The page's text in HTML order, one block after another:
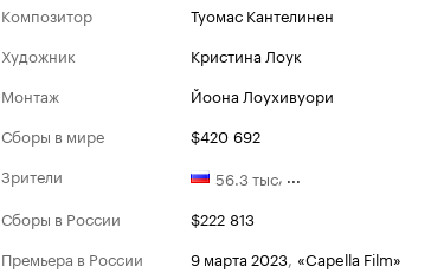
Композитор
Туомас Кантелинен
Художник
Кристина Лоук
Монтаж
Йоона Лоухивуори
Сборы в мире
$420 692
Зрители
56.3 тыс, ...
Сборы в России
$222 813
Премьера в России
9 марта 2023 «Capella Film»